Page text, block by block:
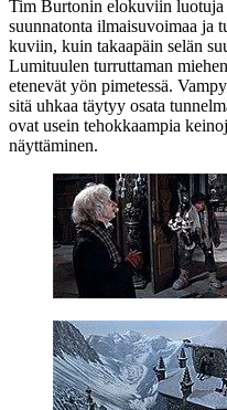
Tim Burtonin elokuviin luotuja
suunnatonta ilmaisuvoimaa ja
kuviin, kuin takaapäin selän
Lumituulen turruttaman
etenevät yön pimetessä.
sitä uhkaa täytyy osata
ovat usein tehokkaampia
näyttäminen.